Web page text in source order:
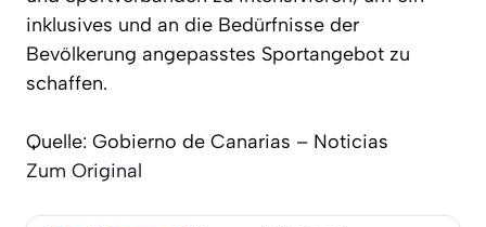
inklusives und an die Bedürfnisse der
Bevölkerung angepasstes Sportangebot zu
schaffen.
Quelle: Gobierno de Canarias – Noticias
Zum Original